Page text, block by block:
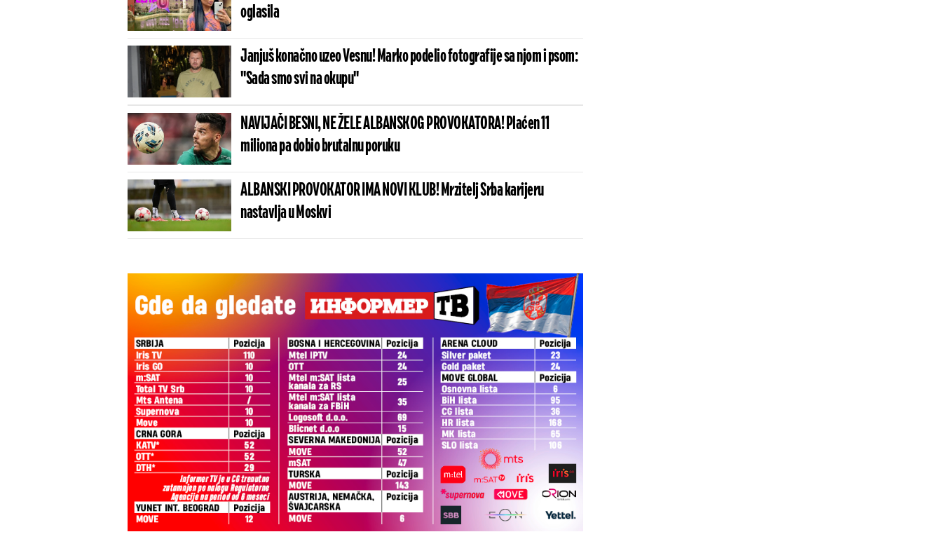
oglasila
Janjuš konačno uzeo Vesnu! Marko podelio fotografije sa njom i psom:
"Sada smo svi na okupu"
NAVIJAČI BESNI, NE ŽELE ALBANSKOG PROVOKATORA! Plaćen 11
miliona pa dobio brutalnu poruku
ALBANSKI PROVOKATOR IMA NOVI KLUB! Mrzitelj Srba karijeru
nastavlja u Moskvi